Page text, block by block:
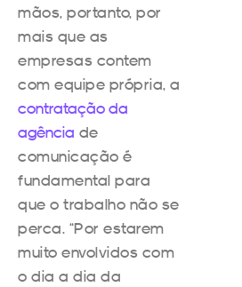
mãos, portanto, por
mais que as
empresas contem
com equipe própria, a
contratação da
agência de
comunicação é
fundamental para
que o trabalho não se
perca. “Por estarem
muito envolvidos com
o dia a dia da